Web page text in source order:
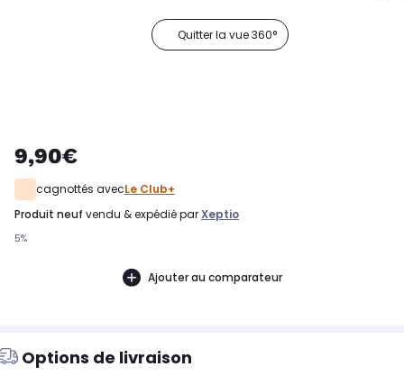
Quitter la vue 360°
9,90€
cagnottés avecLe Club+
produit neuf vendu & expédié parXeptio
5%
Ajouter au comparateur
Options de livraison